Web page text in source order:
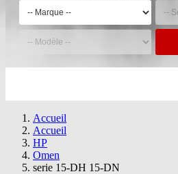
Accueil
Accueil
HP
Omen
serie 15-DH 15-DN